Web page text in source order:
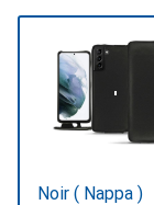
Noir ( Nappa )